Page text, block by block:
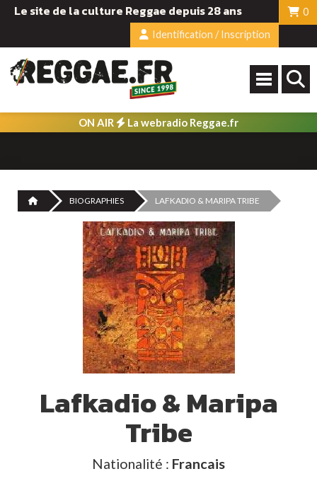
Le site de la culture Reggae depuis 28 ans
0
Identification / Inscription
ON AIR La webradio Reggae.fr
BIOGRAPHIES LAFKADIO & MARIPA TRIBE
Lafkadio & Maripa
Tribe
Nationalité : Francais